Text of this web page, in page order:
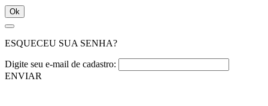
Ok
ESQUECEU SUA SENHA?
Digite seu e-mail de cadastro:
ENVIAR